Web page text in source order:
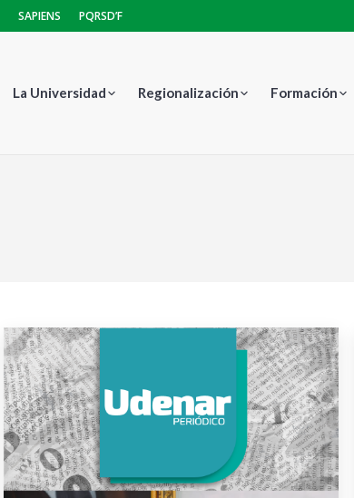
SAPIENS PQRSD’F
La Universidad Regionalización Formación